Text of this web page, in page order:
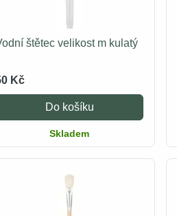
štětec velikost m kulatý
Kč
Do košíku
Skladem